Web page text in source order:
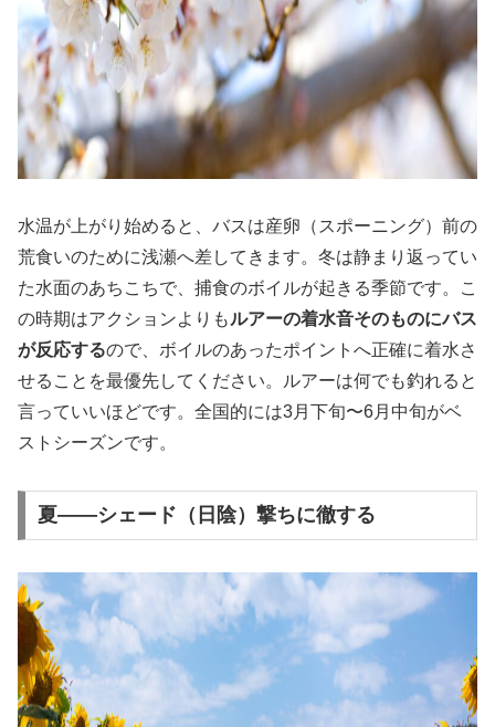
水温が上がり始めると、バスは産卵（スポーニング）前の
荒食いのために浅瀬へ差してきます。冬は静まり返ってい
た水面のあちこちで、捕食のボイルが起きる季節です。こ
の時期はアクションよりもルアーの着水音そのものにバス
が反応するので、ボイルのあったポイントへ正確に着水さ
せることを最優先してください。ルアーは何でも釣れると
言っていいほどです。全国的には3月下旬〜6月中旬がベ
ストシーズンです。
夏——シェード（日陰）撃ちに徹する